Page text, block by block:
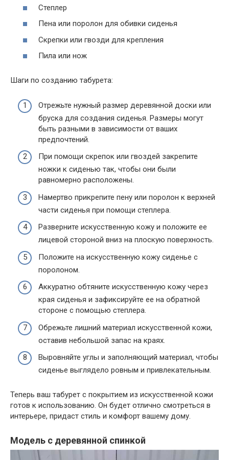
Степлер
Пена или поролон для обивки сиденья
Скрепки или гвозди для крепления
Пила или нож
Шаги по созданию табурета:
Отрежьте нужный размер деревянной доски или
бруска для создания сиденья. Размеры могут
быть разными в зависимости от ваших
предпочтений.
При помощи скрепок или гвоздей закрепите
ножки к сиденью так, чтобы они были
равномерно расположены.
Намертво прикрепите пену или поролон к верхней
части сиденья при помощи степлера.
Разверните искусственную кожу и положите ее
лицевой стороной вниз на плоскую поверхность.
Положите на искусственную кожу сиденье с
поролоном.
Аккуратно обтяните искусственную кожу через
края сиденья и зафиксируйте ее на обратной
стороне с помощью степлера.
Обрежьте лишний материал искусственной кожи,
оставив небольшой запас на краях.
Выровняйте углы и заполняющий материал, чтобы
сиденье выглядело ровным и привлекательным.
Теперь ваш табурет с покрытием из искусственной кожи
готов к использованию. Он будет отлично смотреться в
интерьере, придаст стиль и комфорт вашему дому.
Модель с деревянной спинкой